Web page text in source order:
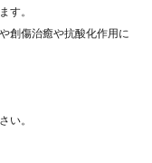
す。
創傷治癒や抗酸化作用に
い。